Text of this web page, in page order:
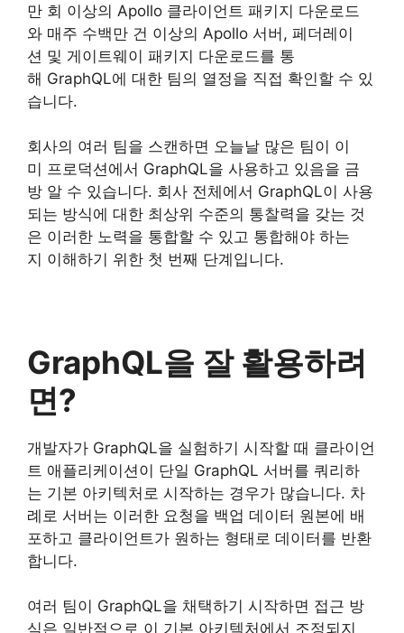
만 회 이상의 Apollo 클라이언트 패키지 다운로드
와 매주 수백만 건 이상의 Apollo 서버, 페더레이
션 및 게이트웨이 패키지 다운로드를 통
해 GraphQL에 대한 팀의 열정을 직접 확인할 수 있
습니다.
회사의 여러 팀을 스캔하면 오늘날 많은 팀이 이
미 프로덕션에서 GraphQL을 사용하고 있음을 금
방 알 수 있습니다. 회사 전체에서 GraphQL이 사용
되는 방식에 대한 최상위 수준의 통찰력을 갖는 것
은 이러한 노력을 통합할 수 있고 통합해야 하는
지 이해하기 위한 첫 번째 단계입니다.
GraphQL을 잘 활용하려
면?
개발자가 GraphQL을 실험하기 시작할 때 클라이언
트 애플리케이션이 단일 GraphQL 서버를 쿼리하
는 기본 아키텍처로 시작하는 경우가 많습니다. 차
례로 서버는 이러한 요청을 백업 데이터 원본에 배
포하고 클라이언트가 원하는 형태로 데이터를 반환
합니다.
여러 팀이 GraphQL을 채택하기 시작하면 접근 방
식은 일반적으로 이 기본 아키텍처에서 조정되지